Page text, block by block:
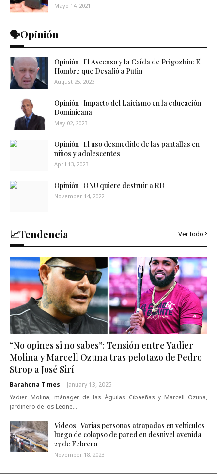
Mayo 14, 2021
🗣️Opinión
Opinión | El Ascenso y la Caída de Prigozhin: El
Hombre que Desafió a Putin
August 25, 2023
Opinión | Impacto del Laicismo en la educación
Dominicana
May 02, 2023
Opinión | El uso desmedido de las pantallas en
niños y adolescentes
April 13, 2023
Opinión | ONU quiere destruir a RD
November 14, 2022
📈Tendencia Ver todo
“No opines si no sabes”: Tensión entre Yadier
Molina y Marcell Ozuna tras pelotazo de Pedro
Strop a José Sirí
Barahona Times - January 13, 2025
Yadier Molina, mánager de las Águilas Cibaeñas y Marcell Ozuna,
jardinero de los Leone…
Videos | Varias personas atrapadas en vehículos
luego de colapso de pared en desnivel avenida
27 de Febrero
November 18, 2023